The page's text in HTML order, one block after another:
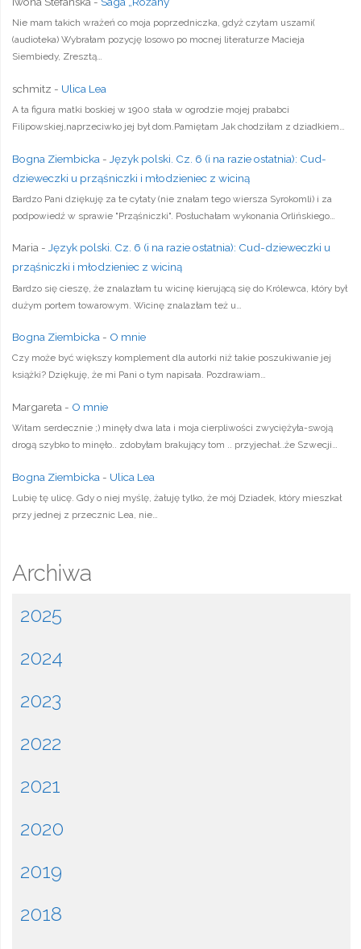
Nie mam takich wrażeń co moja poprzedniczka, gdyż czytam uszami(
(audioteka) Wybrałam pozycję losowo po mocnej literaturze Macieja
Siembiedy, Zresztą…
schmitz - Ulica Lea
A ta figura matki boskiej w 1900 stała w ogrodzie mojej prababci
Filipowskiej,naprzeciwko jej był dom.Pamiętam Jak chodziłam z dziadkiem…
Bogna Ziembicka - Język polski. Cz. 6 (i na razie ostatnia): Cud-
dzieweczki u prząśniczki i młodzieniec z wiciną
Bardzo Pani dziękuję za te cytaty (nie znałam tego wiersza Syrokomli) i za
podpowiedź w sprawie "Prząśniczki". Posłuchałam wykonania Orlińskiego…
Maria- Język polski. Cz. 6 (i na razie ostatnia): Cud-dzieweczki u
prząśniczki i młodzieniec z wiciną
Bardzo się cieszę, że znalazłam tu wicinę kierującą się do Królewca, który był
dużym portem towarowym. Wicinę znalazłam też u…
Bogna Ziembicka - O mnie
Czy może być większy komplement dla autorki niż takie poszukiwanie jej
książki? Dziękuję, że mi Pani o tym napisała. Pozdrawiam…
Margareta - O mnie
Witam serdecznie ;) minęły dwa lata i moja cierpliwości zwyciężyła-swoją
drogą szybko to minęło.. zdobyłam brakujący tom .. przyjechał..że Szwecji…
Bogna Ziembicka - Ulica Lea
Lubię tę ulicę. Gdy o niej myślę, żałuję tylko, że mój Dziadek, który mieszkał
przy jednej z przecznic Lea, nie…
Archiwa
2025
2024
2023
2022
2021
2020
2019
2018